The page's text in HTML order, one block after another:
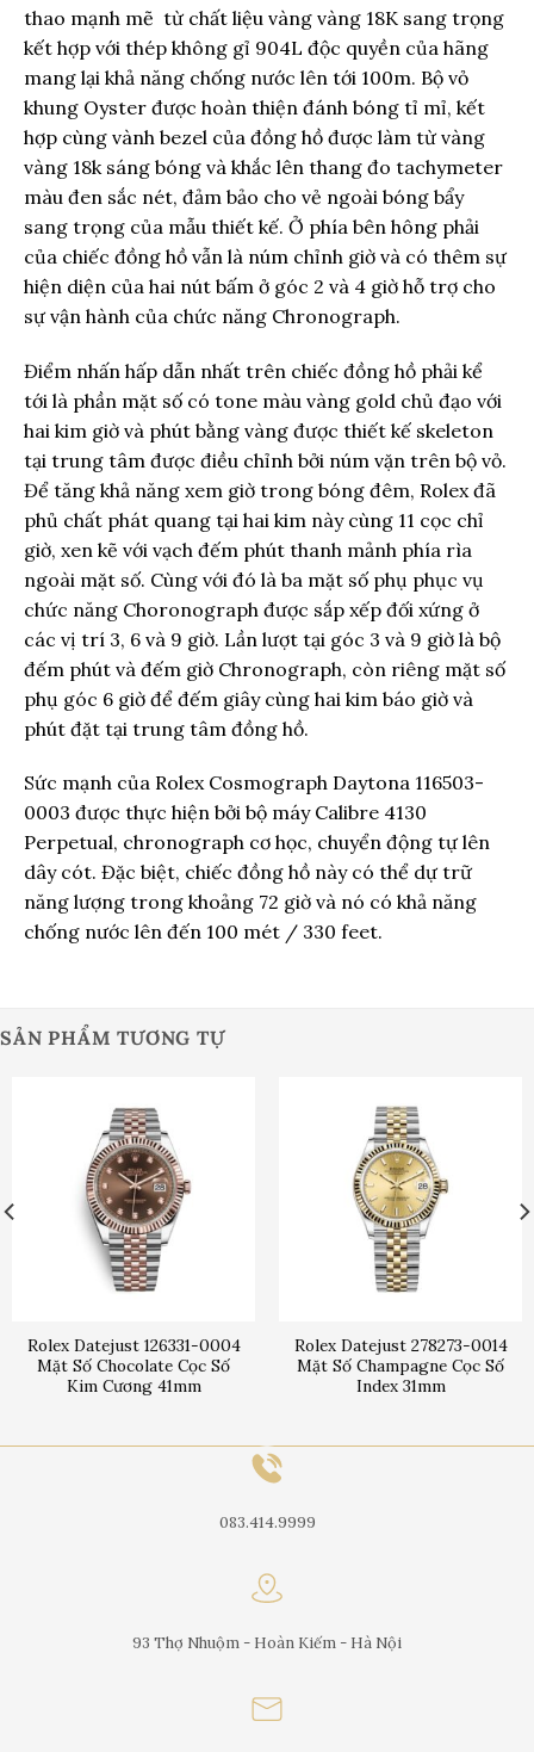
thao mạnh mẽ từ chất liệu vàng vàng 18K sang trọng
kết hợp với thép không gỉ 904L độc quyền của hãng
mang lại khả năng chống nước lên tới 100m. Bộ vỏ
khung Oyster được hoàn thiện đánh bóng tỉ mỉ, kết
hợp cùng vành bezel của đồng hồ được làm từ vàng
vàng 18k sáng bóng và khắc lên thang đo tachymeter
màu đen sắc nét, đảm bảo cho vẻ ngoài bóng bẩy
sang trọng của mẫu thiết kế. Ở phía bên hông phải
của chiếc đồng hồ vẫn là núm chỉnh giờ và có thêm sự
hiện diện của hai nút bấm ở góc 2 và 4 giờ hỗ trợ cho
sự vận hành của chức năng Chronograph.
Điểm nhấn hấp dẫn nhất trên chiếc đồng hồ phải kể
tới là phần mặt số có tone màu vàng gold chủ đạo với
hai kim giờ và phút bằng vàng được thiết kế skeleton
tại trung tâm được điều chỉnh bởi núm vặn trên bộ vỏ.
Để tăng khả năng xem giờ trong bóng đêm, Rolex đã
phủ chất phát quang tại hai kim này cùng 11 cọc chỉ
giờ, xen kẽ với vạch đếm phút thanh mảnh phía rìa
ngoài mặt số. Cùng với đó là ba mặt số phụ phục vụ
chức năng Choronograph được sắp xếp đối xứng ở
các vị trí 3, 6 và 9 giờ. Lần lượt tại góc 3 và 9 giờ là bộ
đếm phút và đếm giờ Chronograph, còn riêng mặt số
phụ góc 6 giờ để đếm giây cùng hai kim báo giờ và
phút đặt tại trung tâm đồng hồ.
Sức mạnh của Rolex Cosmograph Daytona 116503-
0003 được thực hiện bởi bộ máy Calibre 4130
Perpetual, chronograph cơ học, chuyển động tự lên
dây cót. Đặc biệt, chiếc đồng hồ này có thể dự trữ
năng lượng trong khoảng 72 giờ và nó có khả năng
chống nước lên đến 100 mét / 330 feet.
SẢN PHẨM TƯƠNG TỰ
Rolex Datejust 126331-0004
Mặt Số Chocolate Cọc Số
Kim Cương 41mm
Rolex Datejust 278273-0014
Mặt Số Champagne Cọc Số
Index 31mm
083.414.9999
93 Thợ Nhuộm - Hoàn Kiếm - Hà Nội